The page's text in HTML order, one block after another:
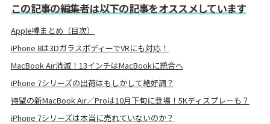
この記事の編集者は以下の記事をオススメしています
Apple噂まとめ（目次）
iPhone 8は3DガラスボディーでVRにも対応！
MacBook Air消滅！13インチはMacBookに統合へ
iPhone 7シリーズの出荷はもしかして絶好調？
待望の新MacBook Air／Proは10月下旬に登場！5Kディスプレーも？
iPhone 7シリーズは本当に売れていないのか？